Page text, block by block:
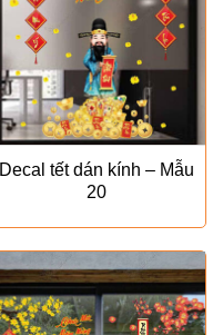
Decal tết dán kính – Mẫu
20